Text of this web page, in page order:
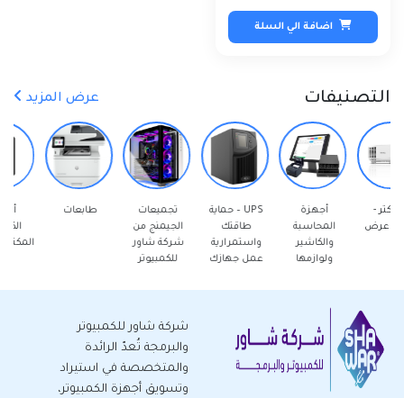
اضافة الي السلة
التصنيفات عرض المزيد
المحاسبة
UPS – حماية
طاقتك
واستمرارية
عمل جهازك
تجميعات
الجيمنج من
شركة شاور
للكمبيوتر
طابعات
المكتبية - جديد
شركة شاور للكمبيوتر
والبرمجة تُعدّ الرائدة
والمتخصصة في استيراد
وتسويق أجهزة الكمبيوتر،